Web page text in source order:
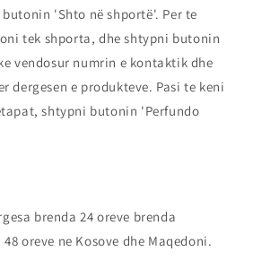
'Shto në shportë'. Per te
tek shporta, dhe shtypni butonin
vendosur numrin e kontaktik dhe
dergesen e produkteve. Pasi te keni
shtypni butonin 'Perfundo
brenda 24 oreve brenda
oreve ne Kosove dhe Maqedoni.